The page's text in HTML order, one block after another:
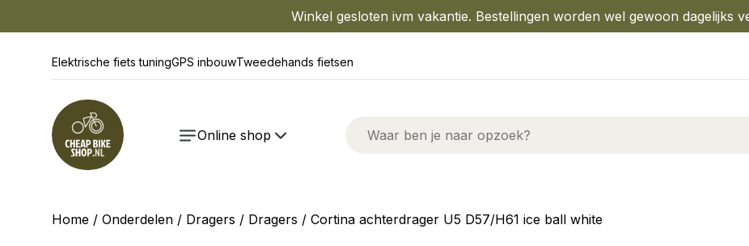
Winkel gesloten ivm vakantie. Bestellingen worden wel gewoon dagelijks
Elektrische fiets tuningGPS inbouwTweedehands fietsen
Online shop
Home / Onderdelen / Dragers / Dragers / Cortina achterdrager U5 D57/H61 ice ball white